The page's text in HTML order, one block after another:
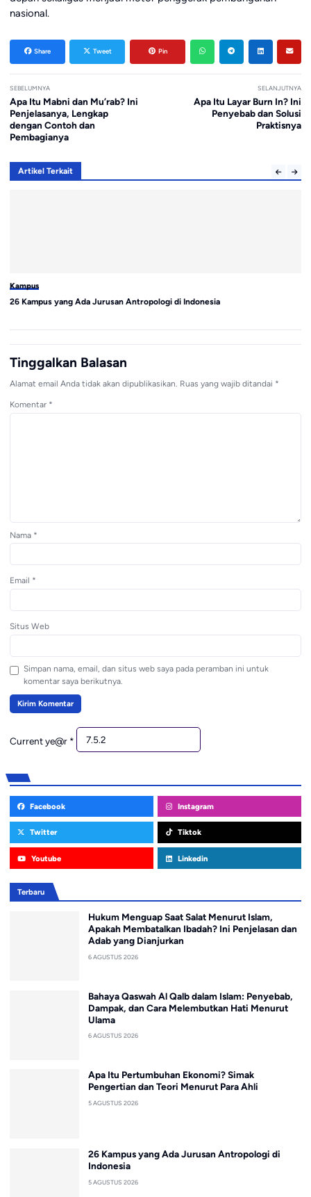
nasional.
Share Tweet Pin
SEBELUMNYA
Apa Itu Mabni dan Mu’rab? Ini
Penjelasanya, Lengkap
dengan Contoh dan
Pembagianya
SELANJUTNYA
Apa Itu Layar Burn In? Ini
Penyebab dan Solusi
Praktisnya
Artikel Terkait
Kampus
26 Kampus yang Ada Jurusan Antropologi di Indonesia
Tinggalkan Balasan
Alamat email Anda tidak akan dipublikasikan. Ruas yang wajib ditandai *
Komentar *
Nama *
Email *
Situs Web
Simpan nama, email, dan situs web saya pada peramban ini untuk
komentar saya berikutnya.
Current ye@r *
Facebook Instagram
Twitter Tiktok
Youtube Linkedin
Terbaru
Hukum Menguap Saat Salat Menurut Islam,
Apakah Membatalkan Ibadah? Ini Penjelasan dan
Adab yang Dianjurkan
6 AGUSTUS 2026
Bahaya Qaswah Al Qalb dalam Islam: Penyebab,
Dampak, dan Cara Melembutkan Hati Menurut
Ulama
6 AGUSTUS 2026
Apa Itu Pertumbuhan Ekonomi? Simak
Pengertian dan Teori Menurut Para Ahli
5 AGUSTUS 2026
26 Kampus yang Ada Jurusan Antropologi di
Indonesia
5 AGUSTUS 2026